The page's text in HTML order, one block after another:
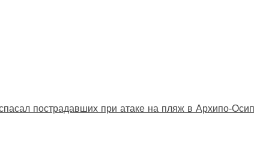
пострадавших при атаке на пляж в